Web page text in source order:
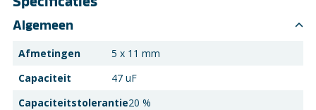
Algemeen
Afmetingen
5 x 11 mm
Capaciteit
47 uF
Capaciteitstolerantie20 %